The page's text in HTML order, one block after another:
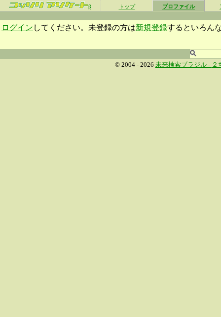
β トップ プロファイル
ログイン してください。未登録の方は新規登録するといろん
© 2004 - 2026 未来検索ブラジル - ２